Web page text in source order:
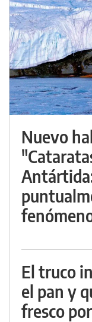
Nuevo
El truco
el pan y
fresco